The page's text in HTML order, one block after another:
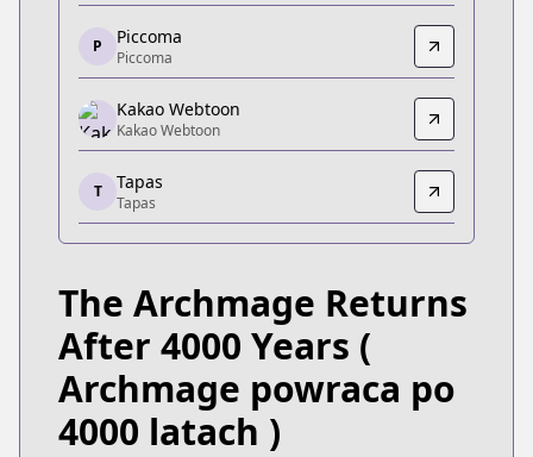
https://www.delitoon.com/detail/daf_0000339
Piccoma
Piccoma
https://piccoma.com/web/product/37285
Kakao Webtoon
Kakao Webtoon
https://webtoon.kakao.com/content/4000년-만에-
Tapas
Tapas
KakaoPage
KakaoPage
https://page.kakao.com/home?seriesId=54884637
P Piccoma
Piccoma
Kakao Webtoon
Kakao Webtoon
T Tapas
Tapas
The Archmage Returns
After 4000 Years (
Archmage powraca po
4000 latach )